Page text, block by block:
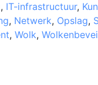
, IT-infrastructuur,
, Netwerk, Opslag,
, Wolk,